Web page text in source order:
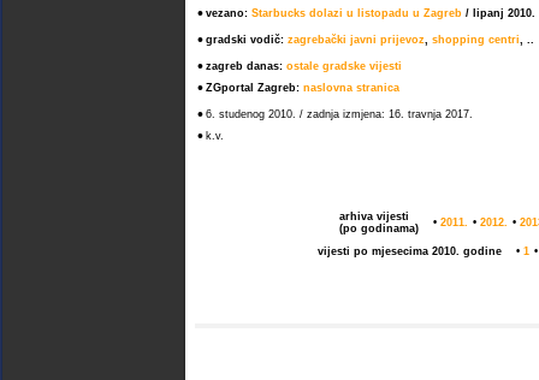
• vezano: Starbucks dolazi u listopadu u Zagreb / lipanj 2010.
• gradski vodič: zagrebački javni prijevoz, shopping centri, ..
• zagreb danas: ostale gradske vijesti
• ZGportal Zagreb: naslovna stranica
• 6. studenog 2010. / zadnja izmjena: 16. travnja 2017.
• k.v.
arhiva vijesti
(po godinama)
• 2011. • 2012. •
vijesti po mjesecima 2010. godine • 1